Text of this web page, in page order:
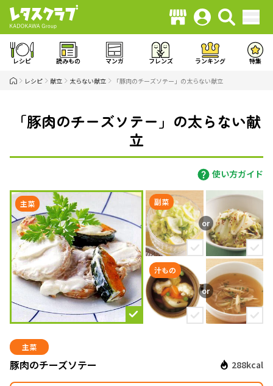
レシピ 読みもの マンガ フレンズ ランキング 特集
レシピ 献立 太らない献立 「豚肉のチーズソテー」の太らない献立
「豚肉のチーズソテー」の太らない献
立
使い方ガイド
主菜 副菜
汁もの
主菜
豚肉のチーズソテー 288kcal